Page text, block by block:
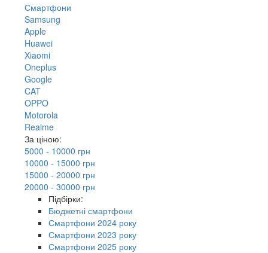
Смартфони
Samsung
Apple
Huawei
Xiaomi
Oneplus
Google
CAT
OPPO
Motorola
Realme
За ціною:
5000 - 10000 грн
10000 - 15000 грн
15000 - 20000 грн
20000 - 30000 грн
Підбірки:
Бюджетні смартфони
Смартфони 2024 року
Смартфони 2023 року
Смартфони 2025 року